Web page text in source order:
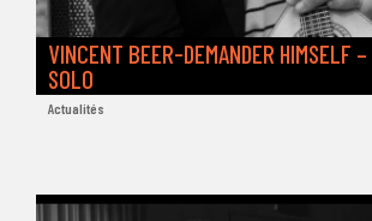
VINCENT BEER-DEMANDER HIMSELF –
SOLO
Actualités